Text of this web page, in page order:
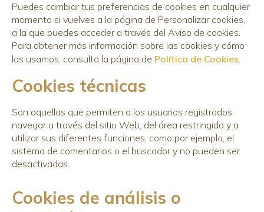
Puedes cambiar tus preferencias de cookies en cualquier
momento si vuelves a la página de Personalizar cookies,
a la que puedes acceder a través del Aviso de cookies.
Para obtener más información sobre las cookies y cómo
las usamos, consulta la página de Política de Cookies.
Cookies técnicas
Son aquellas que permiten a los usuarios registrados
navegar a través del sitio Web, del área restringida y a
utilizar sus diferentes funciones, como por ejemplo, el
sistema de comentarios o el buscador y no pueden ser
desactivadas.
Cookies de análisis o